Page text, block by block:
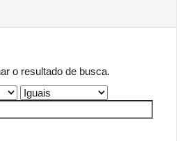
o resultado de busca.